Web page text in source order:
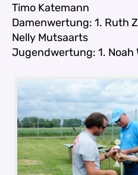
Timo Katemann
Damenwertung: 1. Ruth
Nelly Mutsaarts
Jugendwertung: 1. Noah